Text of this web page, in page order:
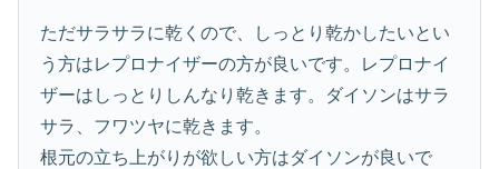
ただサラサラに乾くので、しっとり乾かしたいとい
う方はレプロナイザーの方が良いです。レプロナイ
ザーはしっとりしんなり乾きます。ダイソンはサラ
サラ、フワツヤに乾きます。
根元の立ち上がりが欲しい方はダイソンが良いで